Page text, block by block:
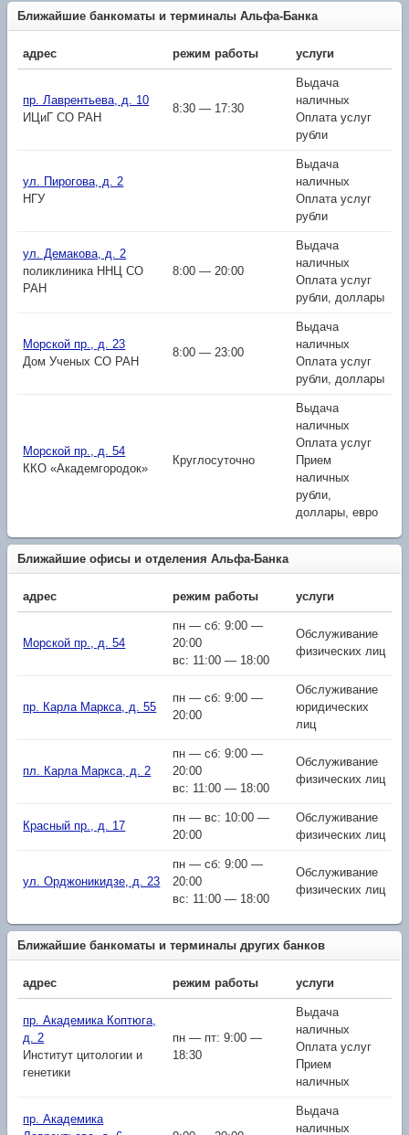
Ближайшие банкоматы и терминалы Альфа-Банка
адрес режим работы услуги
пр. Лаврентьева, д. 10
ИЦиГ СО РАН
8:30 — 17:30
Выдача
наличных
Оплата услуг
рубли
ул. Пирогова, д. 2
НГУ
Выдача
наличных
Оплата услуг
рубли
ул. Демакова, д. 2
поликлиника ННЦ СО
РАН
8:00 — 20:00
Выдача
наличных
Оплата услуг
рубли, доллары
Морской пр., д. 23
Дом Ученых СО РАН
8:00 — 23:00
Выдача
наличных
Оплата услуг
рубли, доллары
Морской пр., д. 54
ККО «Академгородок»
Круглосуточно
Выдача
наличных
Оплата услуг
Прием
наличных
рубли,
доллары, евро
Ближайшие офисы и отделения Альфа-Банка
адрес режим работы услуги
Морской пр., д. 54
пн — сб: 9:00 —
20:00
вс: 11:00 — 18:00
Обслуживание
физических лиц
пр. Карла Маркса, д. 55
пн — сб: 9:00 —
20:00
Обслуживание
юридических
лиц
пл. Карла Маркса, д. 2
пн — сб: 9:00 —
20:00
вс: 11:00 — 18:00
Обслуживание
физических лиц
Красный пр., д. 17
пн — вс: 10:00 —
20:00
Обслуживание
физических лиц
ул. Орджоникидзе, д. 23
пн — сб: 9:00 —
20:00
вс: 11:00 — 18:00
Обслуживание
физических лиц
Ближайшие банкоматы и терминалы других банков
адрес режим работы услуги
пр. Академика Коптюга,
д. 2
Институт цитологии и
генетики
пн — пт: 9:00 —
18:30
Выдача
наличных
Оплата услуг
Прием
наличных
пр. Академика
Выдача
наличных